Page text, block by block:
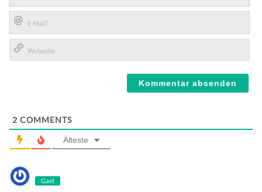
Name*
E-
Mail*
2 COMMENTS
Älteste
Gast